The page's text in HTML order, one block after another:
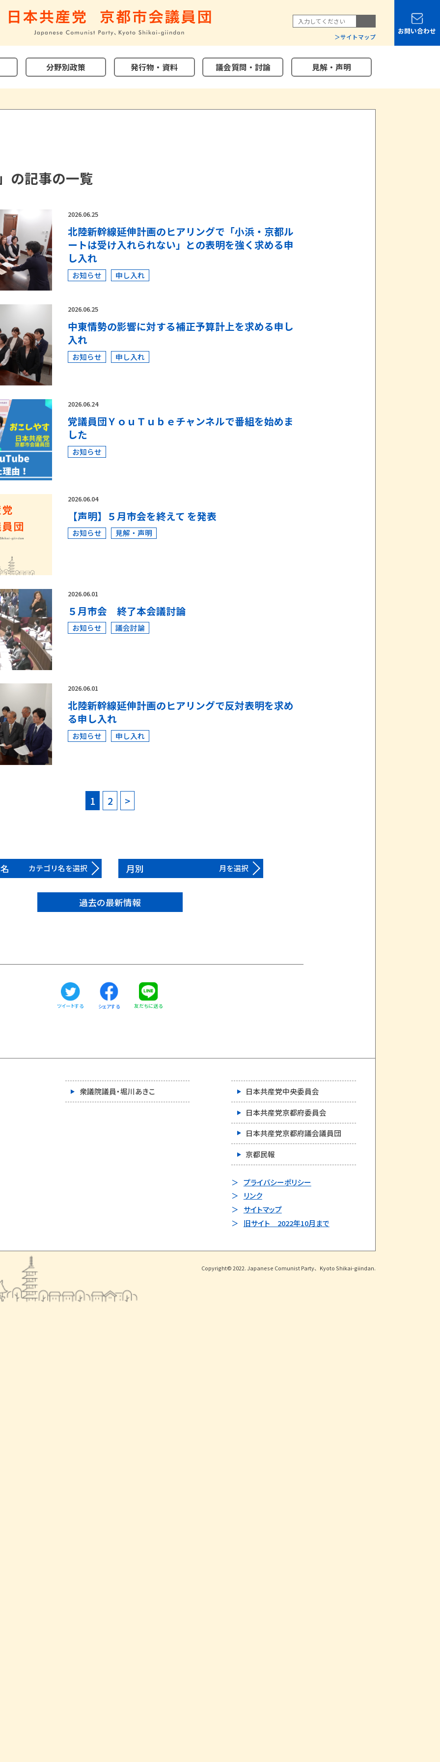
サイトマップ
分野別政策 発行物・資料 議会質問・討論 見解・声明
お問い合わせ
の記事の一覧
2026.06.25
北陸新幹線延伸計画のヒアリングで「小浜・京都ル
ートは受け入れられない」との表明を強く求める申
し入れ
お知らせ 申し入れ
2026.06.25
中東情勢の影響に対する補正予算計上を求める申し
入れ
お知らせ 申し入れ
2026.06.24
党議員団ＹｏｕＴｕｂｅチャンネルで番組を始めま
した
お知らせ
2026.06.04
【声明】５月市会を終えて を発表
お知らせ 見解・声明
2026.06.01
５月市会 終了本会議討論
お知らせ 議会討論
2026.06.01
北陸新幹線延伸計画のヒアリングで反対表明を求め
る申し入れ
お知らせ 申し入れ
1 2 >
カテゴリ名を選択 月別 月を選択
過去の最新情報
ツイートする シェアする 友だちに送る
衆議院議員・堀川あきこ 日本共産党中央委員会
日本共産党京都府委員会
日本共産党京都府議会議員団
京都民報
プライバシーポリシー
リンク
サイトマップ
旧サイト 2022年10月まで
Copyright© 2022. Japanese Comunist Party、Kyoto Shikai-giindan.